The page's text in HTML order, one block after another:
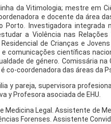
da Vitimologia; mestre em
e docente da área
Investigadora
a Violência nas
de Crianças e
comunicações científicas
de género. Comissária
coordenadora das áreas da
y pareja, supervisora
y Profesora asociada de EHU.
Legal. Assistente de
Forenses. Assistente